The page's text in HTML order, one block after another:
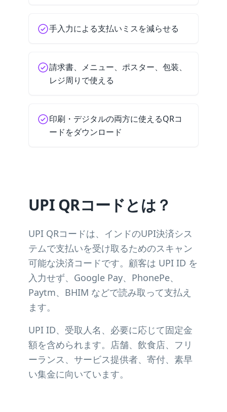
手入力による支払いミスを減らせる
請求書、メニュー、ポスター、包装、
レジ周りで使える
印刷・デジタルの両方に使えるQRコ
ードをダウンロード
UPI QRコードとは？
UPI QRコードは、インドのUPI決済シス
テムで支払いを受け取るためのスキャン
可能な決済コードです。顧客は UPI ID を
入力せず、Google Pay、PhonePe、
Paytm、BHIM などで読み取って支払え
ます。
UPI ID、受取人名、必要に応じて固定金
額を含められます。店舗、飲食店、フリ
ーランス、サービス提供者、寄付、素早
い集金に向いています。